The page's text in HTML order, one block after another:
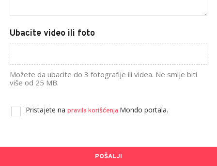
Ubacite video ili foto
Možete da ubacite do 3 fotografije ili videa. Ne smije biti
više od 25 MB.
Pristajete na pravila korišćenja Mondo portala.
POŠALJI